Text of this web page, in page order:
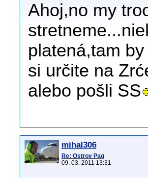
Ahoj,no my
platená,tam
si určite na
alebo pošli SS
mihal306
Re: Ostrov Pag
09. 03. 2011 13:31